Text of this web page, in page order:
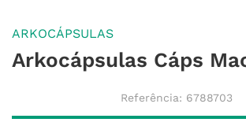
ARKOCÁPSULAS
Arkocápsulas Cáps
Referência: 6788703